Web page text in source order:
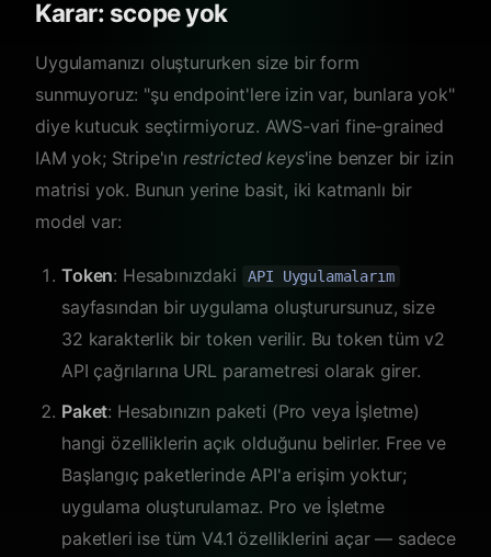
Karar: scope yok
Uygulamanızı oluştururken size bir form
sunmuyoruz: "şu endpoint'lere izin var, bunlara yok"
diye kutucuk seçtirmiyoruz. AWS-vari fine-grained
IAM yok; Stripe'ın restricted keys'ine benzer bir izin
matrisi yok. Bunun yerine basit, iki katmanlı bir
model var:
Token: Hesabınızdaki API Uygulamalarım
sayfasından bir uygulama oluşturursunuz, size
32 karakterlik bir token verilir. Bu token tüm v2
API çağrılarına URL parametresi olarak girer.
Paket: Hesabınızın paketi (Pro veya İşletme)
hangi özelliklerin açık olduğunu belirler. Free ve
Başlangıç paketlerinde API'a erişim yoktur;
uygulama oluşturulamaz. Pro ve İşletme
paketleri ise tüm V4.1 özelliklerini açar — sadece